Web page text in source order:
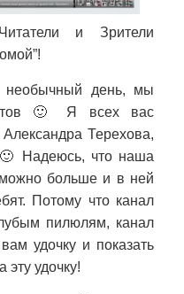
и Зрители
день, мы
🙂 Я всех вас
Терехова,
Надеюсь, что наша
можно больше и в ней
Потому что канал
пилюлям, канал
удочку и показать
удочку!